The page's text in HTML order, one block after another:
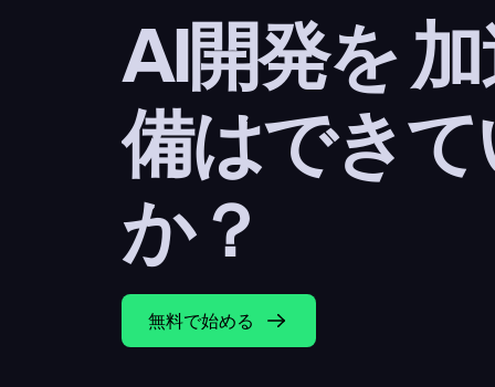
AI開発を
備はでき
か？
無料で始める